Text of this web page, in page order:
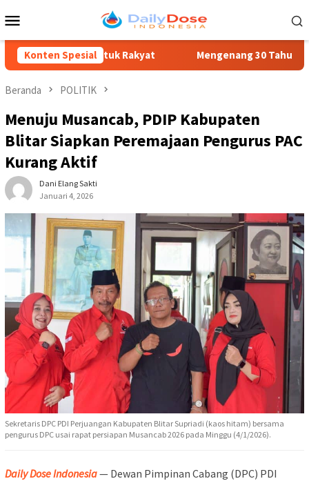
ke
Mobile
Konten Spesial
untuk Rakyat Mengenang 30 Tahun Tragedi
Beranda POLITIK
Menuju Musancab, PDIP Kabupaten
Blitar Siapkan Peremajaan Pengurus PAC
Kurang Aktif
Dani Elang Sakti
Januari 4, 2026
Sekretaris DPC PDI Perjuangan Kabupaten Blitar Supriadi (kaos hitam) bersama
pengurus DPC usai rapat persiapan Musancab 2026 pada Minggu (4/1/2026).
Daily Dose Indonesia— Dewan Pimpinan Cabang (DPC) PDI